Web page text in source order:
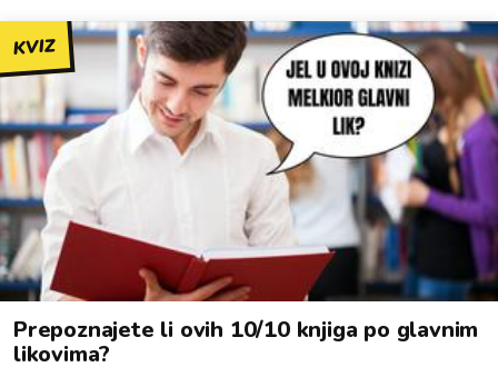
KVIZ
Prepoznajete li ovih 10/10 knjiga po glavnim
likovima?